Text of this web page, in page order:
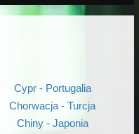
Cypr - Portugalia
Chorwacja - Turcja
Chiny - Japonia